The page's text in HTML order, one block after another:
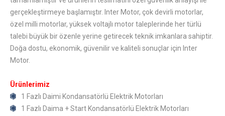
gerçekleştirmeye başlamıştır. Inter Motor, çok devirli motorlar,
özel milli motorlar, yüksek voltajlı motor taleplerinde her türlü
talebi büyük bir özenle yerine getirecek teknik imkanlara sahiptir.
Doğa dostu, ekonomik, güvenilir ve kaliteli sonuçlar için Inter
Motor.
Ürünlerimiz
1 Fazlı Daimi Kondansatörlü Elektrik Motorları
1 Fazlı Daima + Start Kondansatörlü Elektrik Motorları